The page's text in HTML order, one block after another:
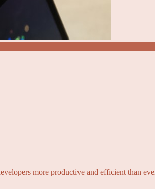
more productive and efficient than